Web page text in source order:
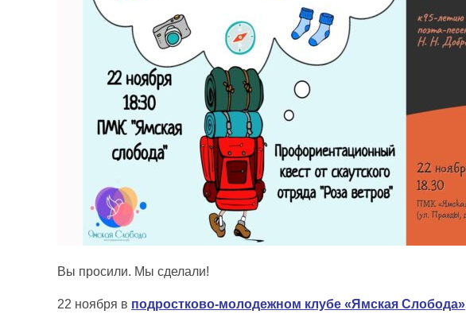
Вы просили. Мы сделали!
22 ноября в подростково-молодежном клубе «Ямская Слобода»